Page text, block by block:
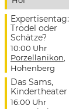
Expertisentag:
Trödel oder
Schätze?
10:00 Uhr
Porzellanikon,
Hohenberg
Das Sams,
Kindertheater
16:00 Uhr